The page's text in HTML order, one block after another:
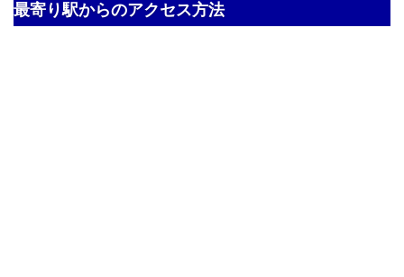
最寄り駅からのアクセス方法